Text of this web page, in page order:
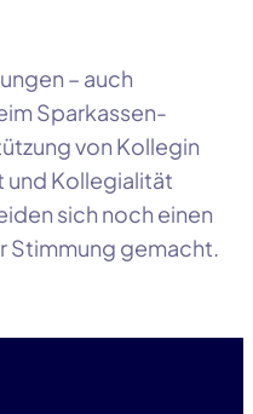
– auch
Sparkassen-
von Kollegin
und Kollegialität
sich noch einen
Stimmung gemacht.